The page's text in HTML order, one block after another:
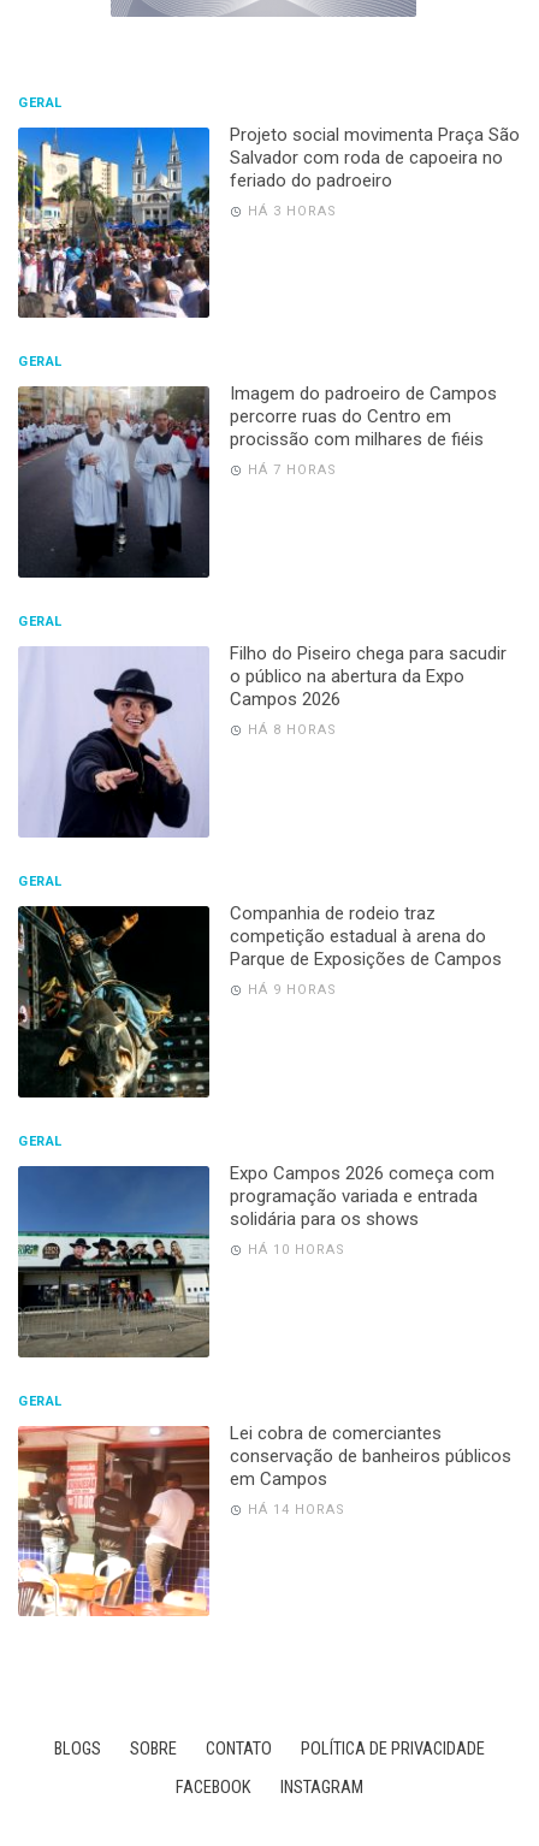
GERAL
Projeto social movimenta Praça São
Salvador com roda de capoeira no
feriado do padroeiro
HÁ 3 HORAS
GERAL
Imagem do padroeiro de Campos
percorre ruas do Centro em
procissão com milhares de fiéis
HÁ 7 HORAS
GERAL
Filho do Piseiro chega para sacudir
o público na abertura da Expo
Campos 2026
HÁ 8 HORAS
GERAL
Companhia de rodeio traz
competição estadual à arena do
Parque de Exposições de Campos
HÁ 9 HORAS
GERAL
Expo Campos 2026 começa com
programação variada e entrada
solidária para os shows
HÁ 10 HORAS
GERAL
Lei cobra de comerciantes
conservação de banheiros públicos
em Campos
HÁ 14 HORAS
BLOGS SOBRE CONTATO
POLÍTICA DE PRIVACIDADE
FACEBOOK
INSTAGRAM